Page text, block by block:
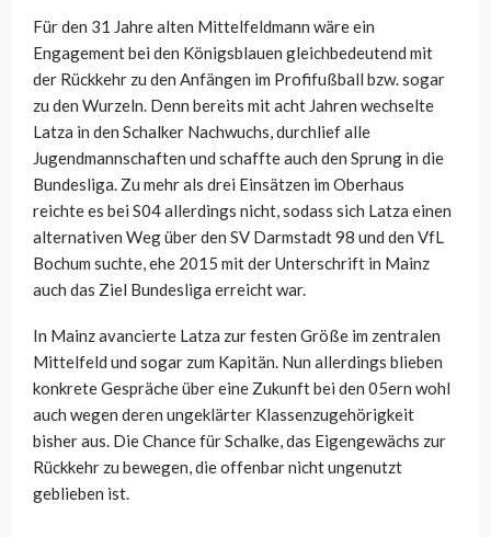
Für den 31 Jahre alten Mittelfeldmann wäre ein
Engagement bei den Königsblauen gleichbedeutend mit
der Rückkehr zu den Anfängen im Profifußball bzw. sogar
zu den Wurzeln. Denn bereits mit acht Jahren wechselte
Latza in den Schalker Nachwuchs, durchlief alle
Jugendmannschaften und schaffte auch den Sprung in die
Bundesliga. Zu mehr als drei Einsätzen im Oberhaus
reichte es bei S04 allerdings nicht, sodass sich Latza einen
alternativen Weg über den SV Darmstadt 98 und den VfL
Bochum suchte, ehe 2015 mit der Unterschrift in Mainz
auch das Ziel Bundesliga erreicht war.
In Mainz avancierte Latza zur festen Größe im zentralen
Mittelfeld und sogar zum Kapitän. Nun allerdings blieben
konkrete Gespräche über eine Zukunft bei den 05ern wohl
auch wegen deren ungeklärter Klassenzugehörigkeit
bisher aus. Die Chance für Schalke, das Eigengewächs zur
Rückkehr zu bewegen, die offenbar nicht ungenutzt
geblieben ist.